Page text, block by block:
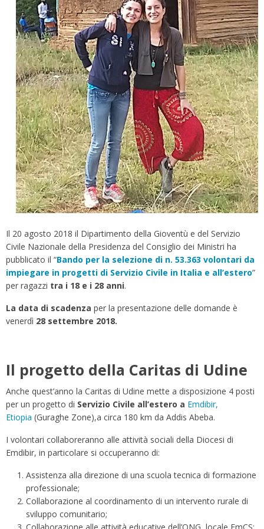
Il 20 agosto 2018 il Dipartimento della Gioventù e del Servizio
Civile Nazionale della Presidenza del Consiglio dei Ministri ha
pubblicato il “Bando per la selezione di n. 53.363 volontari da
impiegare in progetti di Servizio Civile in Italia e all’estero”
per ragazzi tra i 18 e i 28 anni.
La data di scadenza per la presentazione delle domande è
venerdì 28 settembre 2018.
Il progetto della Caritas di Udine
Anche quest’anno la Caritas di Udine mette a disposizione 4 posti
per un progetto di Servizio Civile all’estero a Emdibir,
Etiopia (Guraghe Zone),a circa 180 km da Addis Abeba.
I volontari collaboreranno alle attività sociali della Diocesi di
Emdibir, in particolare si occuperanno di:
Assistenza alla direzione di una scuola tecnica di formazione
professionale;
Collaborazione al coordinamento di un intervento rurale di
sviluppo comunitario;